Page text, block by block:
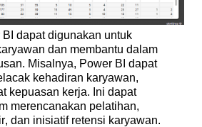
dapat digunakan untuk
dan membantu dalam
. Misalnya, Power BI dapat
kehadiran karyawan,
kepuasan kerja. Ini dapat
merencanakan pelatihan,
, dan inisiatif retensi karyawan.